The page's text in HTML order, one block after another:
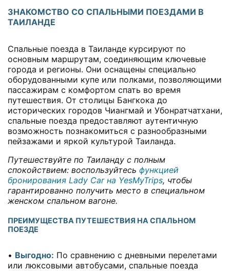
ЗНАКОМСТВО СО СПАЛЬНЫМИ ПОЕЗДАМИ В
ТАИЛАНДЕ
Спальные поезда в Таиланде курсируют по
основным маршрутам, соединяющим ключевые
города и регионы. Они оснащены специально
оборудованными купе или полками, позволяющими
пассажирам с комфортом спать во время
путешествия. От столицы Бангкока до
исторических городов Чиангмай и Убонратчатхани,
спальные поезда предоставляют аутентичную
возможность познакомиться с разнообразными
пейзажами и яркой культурой Таиланда.
Путешествуйте по Таиланду с полным
спокойствием: воспользуйтесь функцией
бронирования Lady Car на YesMyTrips, чтобы
гарантированно получить место в специальном
женском спальном вагоне.
ПРЕИМУЩЕСТВА ПУТЕШЕСТВИЯ НА СПАЛЬНОМ
ПОЕЗДЕ
• Выгодно: По сравнению с дневными перелетами
или люксовыми автобусами, спальные поезда